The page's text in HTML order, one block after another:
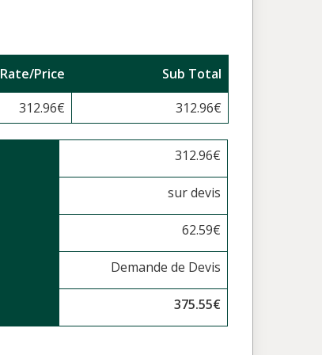
Rate/Price
Sub Total
312.96€ 312.96€
312.96€
sur devis
62.59€
Demande de Devis
375.55€